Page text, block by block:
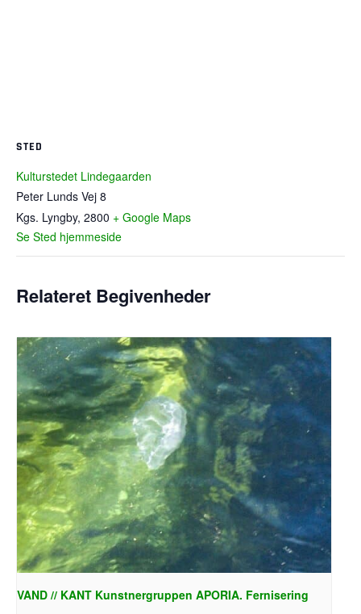
STED
Kulturstedet Lindegaarden
Peter Lunds Vej 8
Kgs. Lyngby, 2800 + Google Maps
Se Sted hjemmeside
Relateret Begivenheder
VAND // KANT Kunstnergruppen APORIA. Fernisering